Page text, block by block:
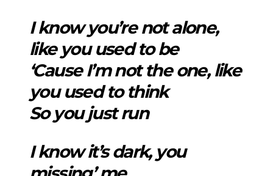
I know you’re not alone,
like you used to be
‘Cause I’m not the one, like
you used to think
So you just run
I know it’s dark, you